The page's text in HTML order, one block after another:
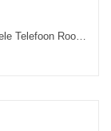
Sony Xperia E5 Hoesje Drie Verdedigingen Mobiele Telefoon Rood Hoes Ondersteuning Sale